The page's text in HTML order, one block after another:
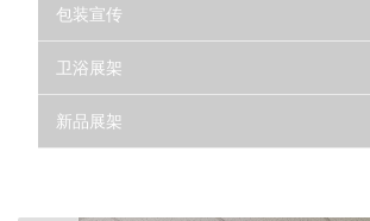
包装宣传
卫浴展架
新品展架